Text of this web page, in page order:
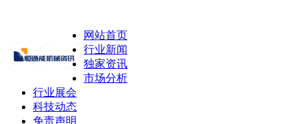
网站首页
行业新闻
独家资讯
市场分析
行业展会
科技动态
免责声明